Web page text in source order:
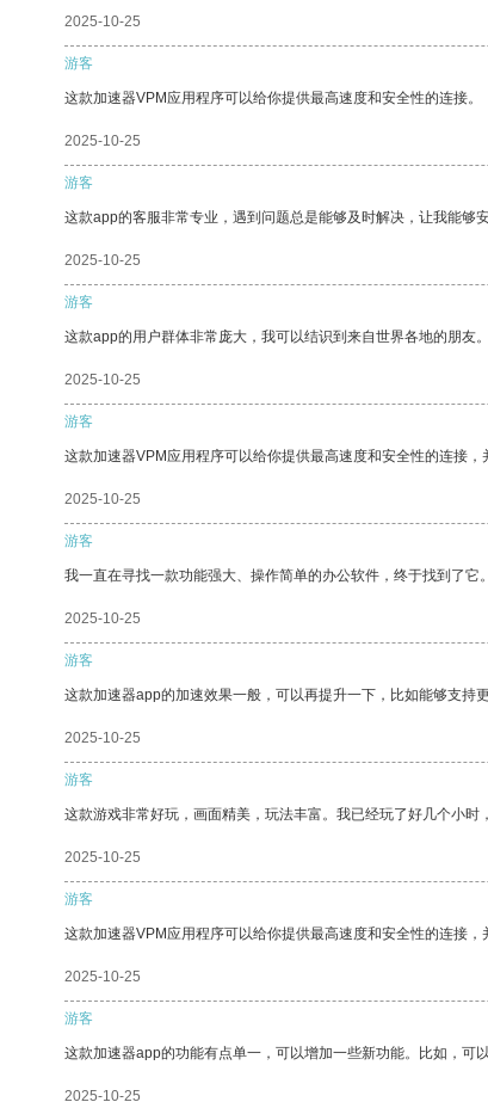
2025-10-25
游客
这款加速器VPM应用程序可以给你提供最高速度和安全性的连接。
2025-10-25
游客
这款app的客服非常专业，遇到问题总是能够及时解决，让我能够安
2025-10-25
游客
这款app的用户群体非常庞大，我可以结识到来自世界各地的朋友。
2025-10-25
游客
这款加速器VPM应用程序可以给你提供最高速度和安全性的连接，
2025-10-25
游客
我一直在寻找一款功能强大、操作简单的办公软件，终于找到了
2025-10-25
游客
这款加速器app的加速效果一般，可以再提升一下，比如能够支持
2025-10-25
游客
这款游戏非常好玩，画面精美，玩法丰富。我已经玩了好几个小时
2025-10-25
游客
这款加速器VPM应用程序可以给你提供最高速度和安全性的连接，
2025-10-25
游客
这款加速器app的功能有点单一，可以增加一些新功能。比如，可
2025-10-25